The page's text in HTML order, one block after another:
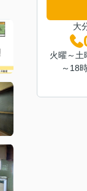
大
火曜～土
～18